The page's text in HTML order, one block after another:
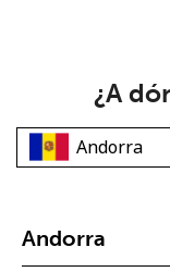
¿A
Andorra